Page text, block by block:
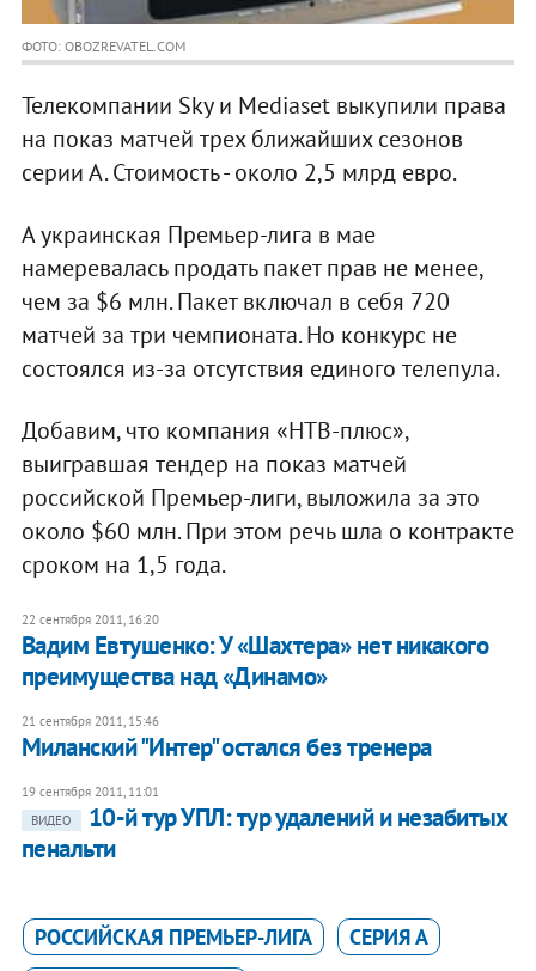
ФОТО: OBOZREVATEL.COM
Телекомпании Sky и Mediaset выкупили права
на показ матчей трех ближайших сезонов
серии А. Стоимость - около 2,5 млрд евро.
А украинская Премьер-лига в мае
намеревалась продать пакет прав не менее,
чем за $6 млн. Пакет включал в себя 720
матчей за три чемпионата. Но конкурс не
состоялся из-за отсутствия единого телепула.
Добавим, что компания «НТВ-плюс»,
выигравшая тендер на показ матчей
российской Премьер-лиги, выложила за это
около $60 млн. При этом речь шла о контракте
сроком на 1,5 года.
22 сентября 2011, 16:20
Вадим Евтушенко: ​У «Шахтера» нет никакого
преимущества над «Динамо»
21 сентября 2011, 15:46
Миланский "Интер" остался без тренера
19 сентября 2011, 11:01
ВИДЕО
10-й тур УПЛ: тур удалений и незабитых
пенальти
РОССИЙСКАЯ ПРЕМЬЕР-ЛИГА
СЕРИЯ А